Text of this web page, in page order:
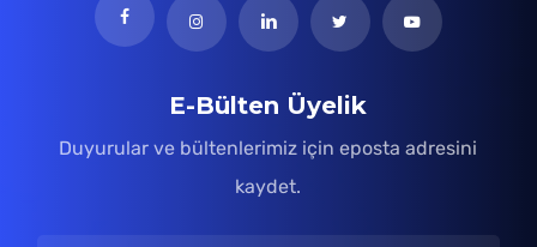
E-Bülten Üyelik
Duyurular ve bültenlerimiz için eposta adresini
kaydet.